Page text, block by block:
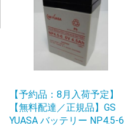
【予約品：8月入荷予定】
【無料配達／正規品】GS
YUASA バッテリー NP4.5-6